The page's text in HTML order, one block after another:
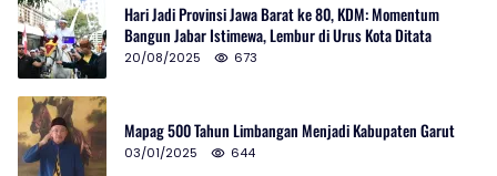
Hari Jadi Provinsi Jawa Barat ke 80, KDM: Momentum
Bangun Jabar Istimewa, Lembur di Urus Kota Ditata
20/08/2025 673
Mapag 500 Tahun Limbangan Menjadi Kabupaten Garut
03/01/2025 644